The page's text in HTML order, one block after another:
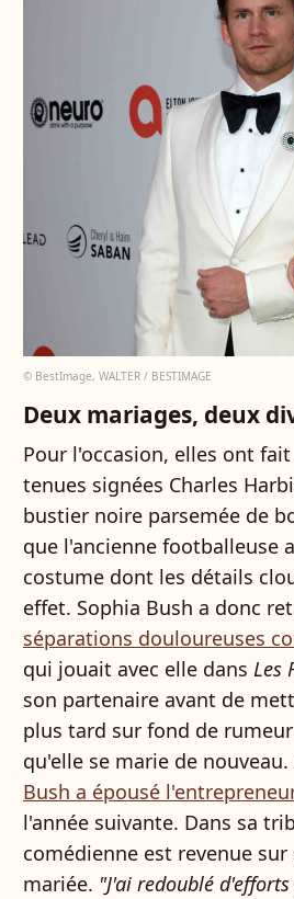
© BestImage, WALTER / BESTIMAGE
Deux mariages, deux
Pour l'occasion, elles ont
tenues signées Charles
bustier noire parsemée de
que l'ancienne footballeuse
costume dont les détails
effet. Sophia Bush a donc
séparations douloureuses
qui jouait avec elle dans Les
son partenaire avant de
plus tard sur fond de
qu'elle se marie de
Bush a épousé
l'année suivante. Dans sa
comédienne est revenue
mariée. "J'ai redoublé